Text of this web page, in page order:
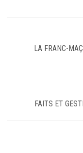
LA FRANC-
FAITS ET